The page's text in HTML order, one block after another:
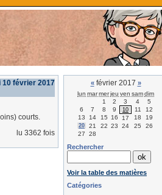
10 février 2017
courts.
lu 3362 fois
«février 2017 »
lun marmerjeu ven samdim
1
2 3 4
5
6
7 8 9 10 11
12
13
14 15 16 17 18 19
20 21 22 23 24 25
26
27
28
Rechercher
Voir la table des matières
Catégories